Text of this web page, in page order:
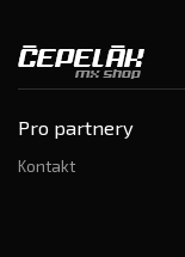
Pro partnery
Kontakt